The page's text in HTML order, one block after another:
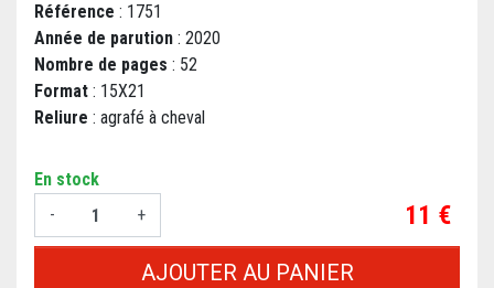
Référence : 1751
Année de parution : 2020
Nombre de pages : 52
Format : 15X21
Reliure : agrafé à cheval
En stock
-
+ Prix
11 €
AJOUTER AU PANIER